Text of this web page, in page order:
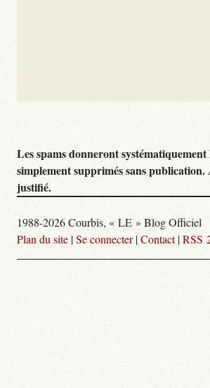
Les spams donneront
simplement supprimés sans
justifié.
1988-2026 Courbis, « LE » Blog Officiel
Plan du site |Se connecter|Contact|RSS